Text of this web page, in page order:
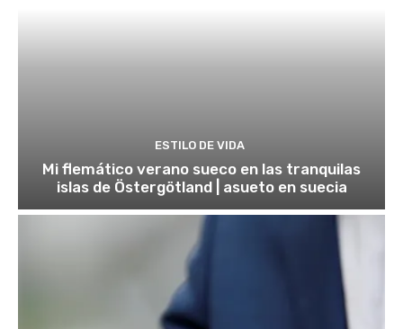
ESTILO DE VIDA
Mi flemático verano sueco en las tranquilas
islas de Östergötland | asueto en suecia